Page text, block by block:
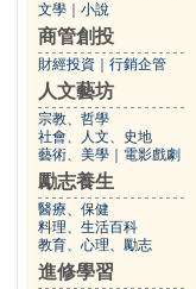
文學 小說
商管創投
財經投資 行銷企管
人文藝坊
宗教、哲學
社會、人文、史地
藝術、美學
電影戲劇
勵志養生
醫療、保健
料理、生活百科
教育、心理、勵志
進修學習